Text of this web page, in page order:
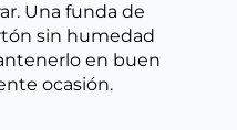
Una funda de
sin humedad
en buen
ocasión.